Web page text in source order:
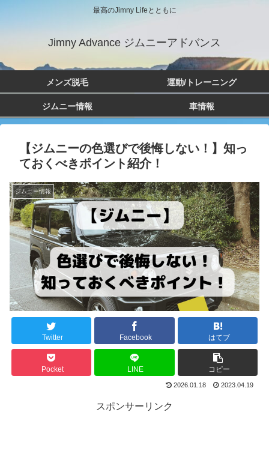
最高のJimny Lifeとともに
Jimny Advance ジムニーアドバンス
メンズ脱毛 運動/トレーニング
ジムニー情報 車情報
【ジムニーの色選びで後悔しない！】知っ
ておくべきポイント紹介！
ジムニー情報
Twitter Facebook はてブ
Pocket LINE コピー
2026.01.18 2023.04.19
スポンサーリンク